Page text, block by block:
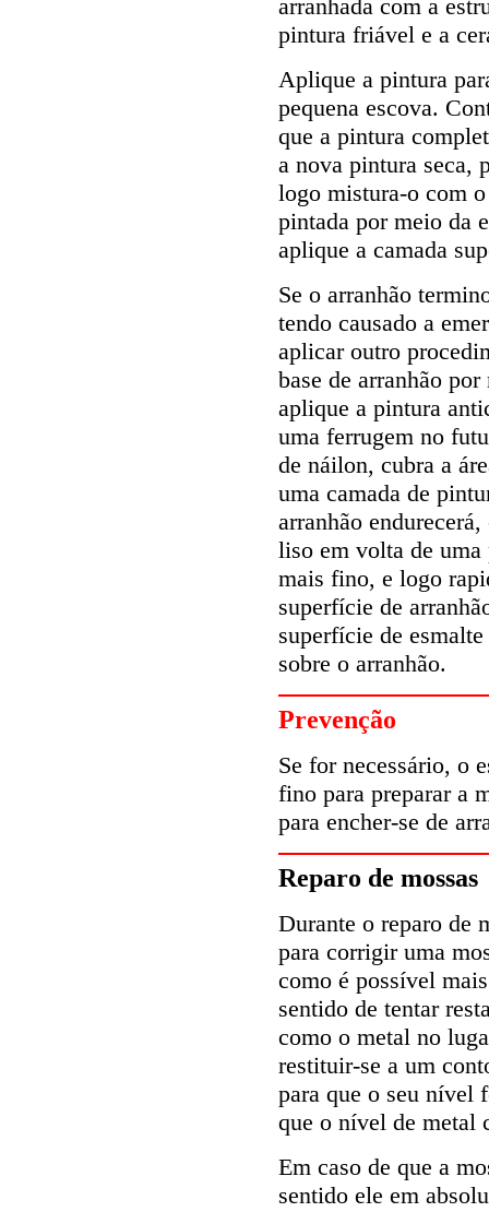
arranhada com a
pintura friável e a
Aplique a pintura
pequena escova.
que a pintura
a nova pintura seca,
logo mistura-o com
pintada por meio da
aplique a camada
Se o arranhão
tendo causado a
aplicar outro
base de arranhão
aplique a pintura
uma ferrugem no
de náilon, cubra a
uma camada de
arranhão
liso em volta de uma
mais fino, e logo
superfície de
superfície de
sobre o arranhão.
Prevenção
Se for necessário, o
fino para preparar a
para encher-se de
Reparo de mossas
Durante o reparo de
para corrigir uma
como é possível
sentido de tentar
como o metal no
restituir-se a um
para que o seu nível
que o nível de metal
Em caso de que a
sentido ele em